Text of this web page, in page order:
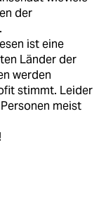
der
ist eine
Länder der
werden
stimmt. Leider
meist